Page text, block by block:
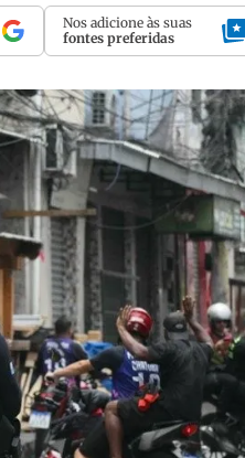
Nos adicione às suas
fontes preferidas